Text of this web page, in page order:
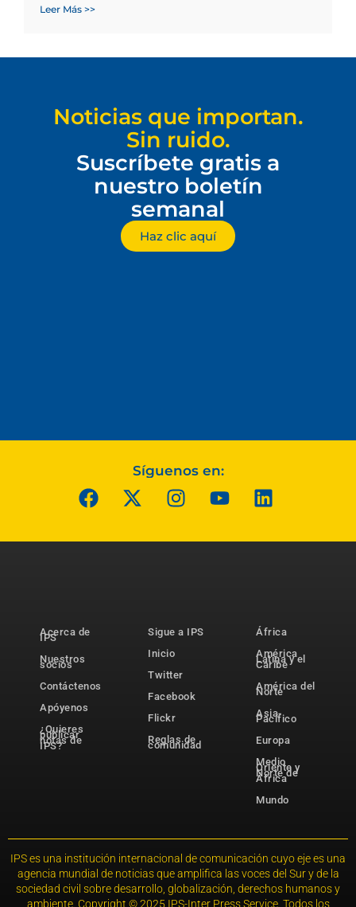
Leer Más >>
Noticias que importan.
Sin ruido.
Suscríbete gratis a
nuestro boletín
semanal
Haz clic aquí
Síguenos en:
Acerca de
IPS
Nuestros
socios
Contáctenos
Apóyenos
¿Quieres
publicar
notas de
IPS?
Sigue a IPS
Inicio
Twitter
Facebook
Flickr
Reglas de
comunidad
África
América
Latina y el
Caribe
América del
Norte
Asia-
Pacífico
Europa
Medio
Oriente y
Norte de
África
Mundo
IPS es una institución internacional de comunicación cuyo eje es una
agencia mundial de noticias que amplifica las voces del Sur y de la
sociedad civil sobre desarrollo, globalización, derechos humanos y
ambiente. Copyright © 2025 IPS-Inter Press Service. Todos los